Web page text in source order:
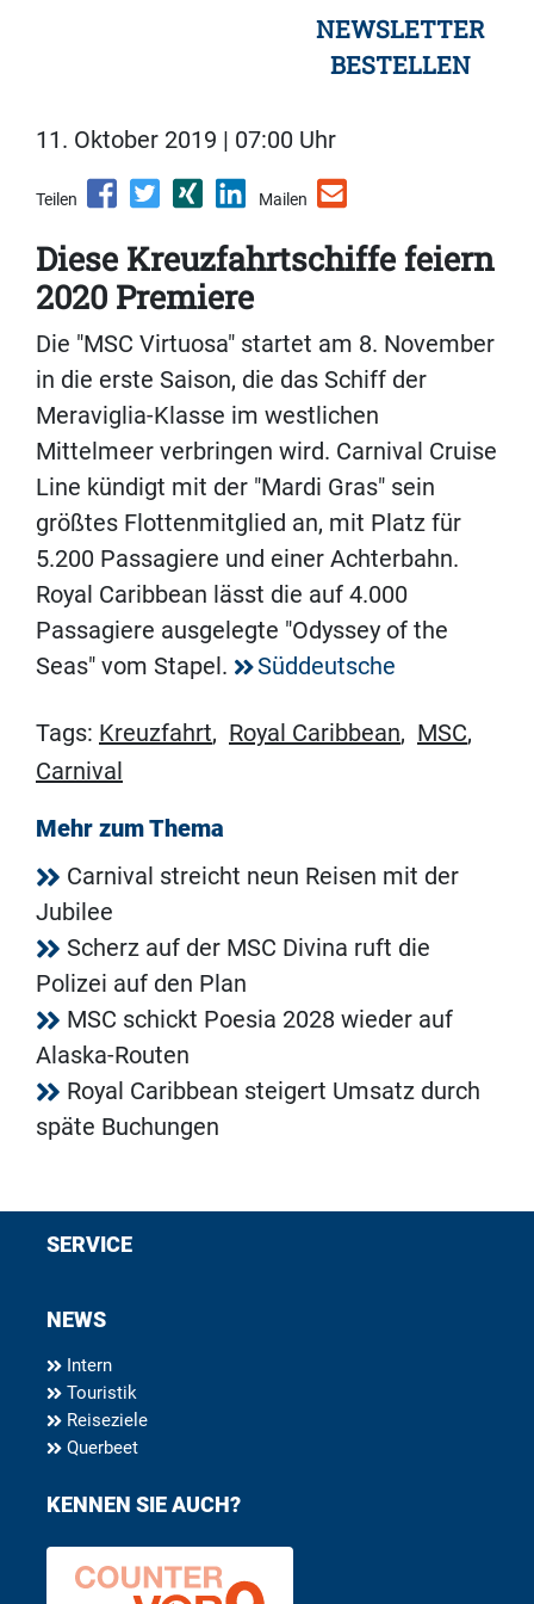
NEWSLETTER
BESTELLEN
11. Oktober 2019 | 07:00 Uhr
Teilen Mailen
Diese Kreuzfahrtschiffe feiern
2020 Premiere
Die "MSC Virtuosa" startet am 8. November
in die erste Saison, die das Schiff der
Meraviglia-Klasse im westlichen
Mittelmeer verbringen wird. Carnival Cruise
Line kündigt mit der "Mardi Gras" sein
größtes Flottenmitglied an, mit Platz für
5.200 Passagiere und einer Achterbahn.
Royal Caribbean lässt die auf 4.000
Passagiere ausgelegte "Odyssey of the
Seas" vom Stapel.
Süddeutsche
Tags: Kreuzfahrt, Royal Caribbean, MSC,
Carnival
Mehr zum Thema
Carnival streicht neun Reisen mit der
Jubilee
Scherz auf der MSC Divina ruft die
Polizei auf den Plan
MSC schickt Poesia 2028 wieder auf
Alaska-Routen
Royal Caribbean steigert Umsatz durch
späte Buchungen
SERVICE
NEWS
Intern
Touristik
Reiseziele
Querbeet
KENNEN SIE AUCH?